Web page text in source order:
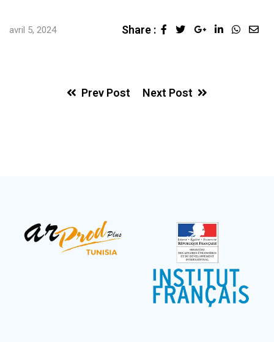
avril 5, 2024 Share :
Prev Post Next Post